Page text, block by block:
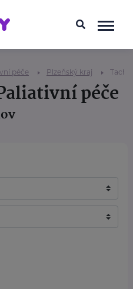
péče Plzeňský kraj
péče